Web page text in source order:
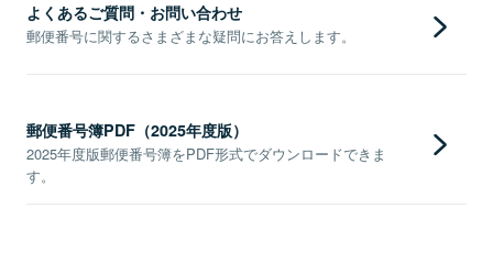
よくあるご質問・お問い合わせ
郵便番号に関するさまざまな疑問にお答えします。
郵便番号簿PDF（2025年度版）
2025年度版郵便番号簿をPDF形式でダウンロードできま
す。